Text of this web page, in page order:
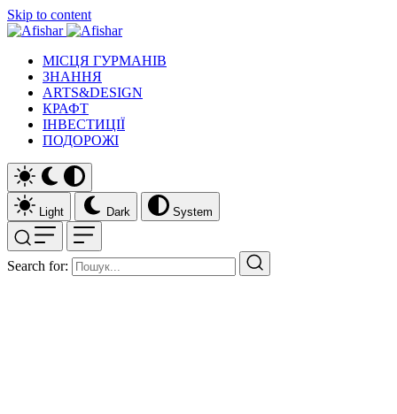
Skip to content
МІСЦЯ ГУРМАНІВ
ЗНАННЯ
ARTS&DESIGN
КРАФТ
ІНВЕСТИЦІЇ
ПОДОРОЖІ
Light Dark System
Search for: